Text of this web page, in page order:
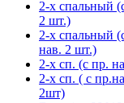
2-х спальный
2 шт.)
2-х спальный
нав. 2 шт.)
2-х сп. (с пр.
2-х сп. ( с
2шт)